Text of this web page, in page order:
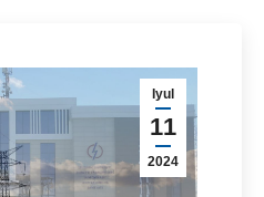
Iyul
11
2024